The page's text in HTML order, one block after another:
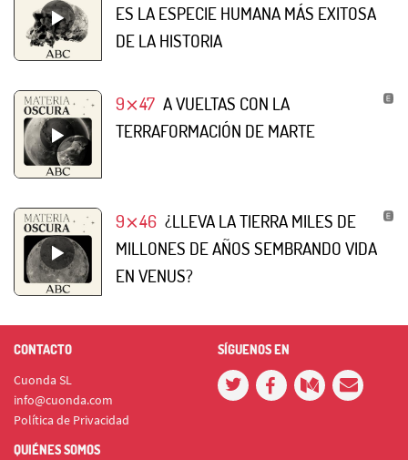
ES LA ESPECIE HUMANA MÁS EXITOSA
DE LA HISTORIA
9⨯47 A VUELTAS CON LA
TERRAFORMACIÓN DE MARTE
9⨯46 ¿LLEVA LA TIERRA MILES DE
MILLONES DE AÑOS SEMBRANDO VIDA
EN VENUS?
CONTACTO
Cuonda SL
info@cuonda.com
Política de Privacidad
SÍGUENOS EN
QUIÉNES SOMOS